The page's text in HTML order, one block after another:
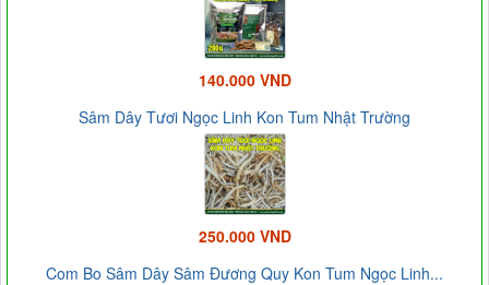
140.000 VND
Sâm Dây Tươi Ngọc Linh Kon Tum Nhật Trường
250.000 VND
Com Bo Sâm Dây Sâm Đương Quy Kon Tum Ngọc Linh...